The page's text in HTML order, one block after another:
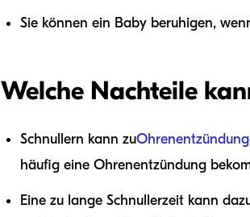
Sie können ein Baby beruhigen,
Welche Nachteile
Schnullern kann zu
häufig eine Ohrenentzündung
Eine zu lange Schnullerzeit kann